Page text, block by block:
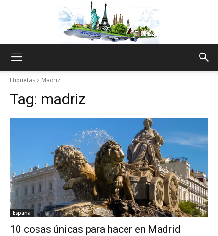
Thru
My
Etiquetas Madriz
Tag: madriz
España
10 cosas únicas para hacer en Madrid